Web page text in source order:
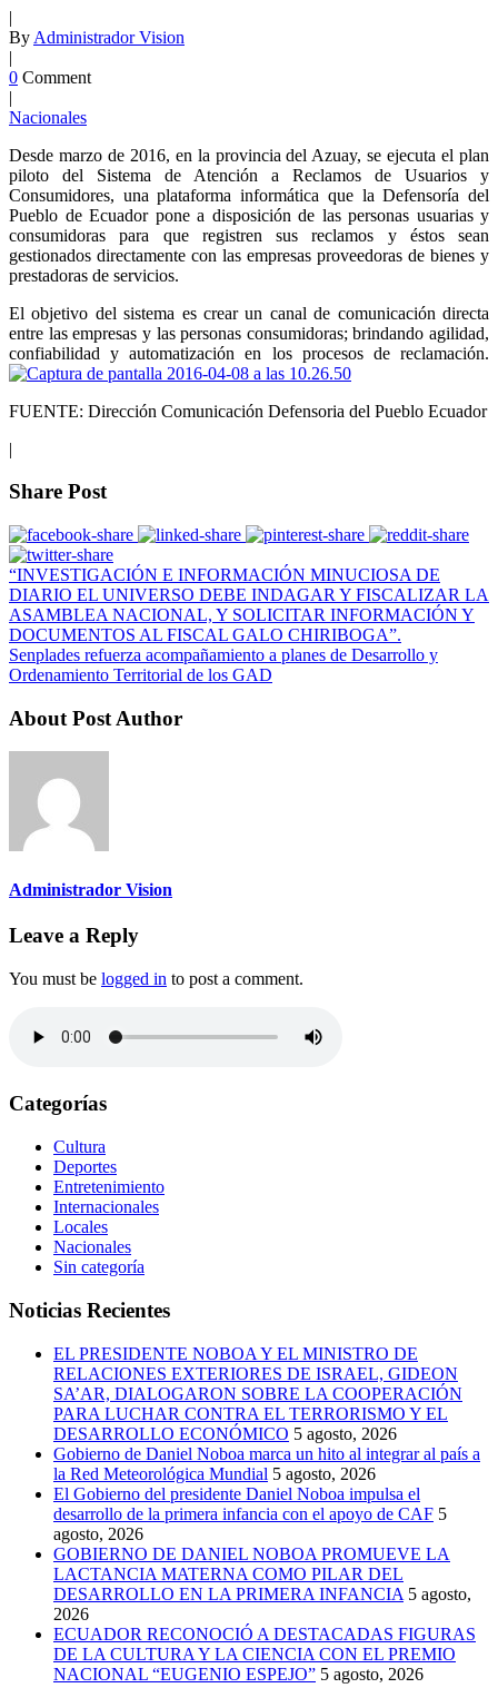
|
By Administrador Vision
|
0 Comment
|
Nacionales
Desde marzo de 2016, en la provincia del Azuay, se ejecuta el plan
piloto del Sistema de Atención a Reclamos de Usuarios y
Consumidores, una plataforma informática que la Defensoría del
Pueblo de Ecuador pone a disposición de las personas usuarias y
consumidoras para que registren sus reclamos y éstos sean
gestionados directamente con las empresas proveedoras de bienes y
prestadoras de servicios.
El objetivo del sistema es crear un canal de comunicación directa
entre las empresas y las personas consumidoras; brindando agilidad,
confiabilidad y automatización en los procesos de reclamación.
FUENTE: Dirección Comunicación Defensoria del Pueblo Ecuador
|
Share Post
“INVESTIGACIÓN E INFORMACIÓN MINUCIOSA DE
DIARIO EL UNIVERSO DEBE INDAGAR Y FISCALIZAR LA
ASAMBLEA NACIONAL, Y SOLICITAR INFORMACIÓN Y
DOCUMENTOS AL FISCAL GALO CHIRIBOGA”.
Senplades refuerza acompañamiento a planes de Desarrollo y
Ordenamiento Territorial de los GAD
About Post Author
Administrador Vision
Leave a Reply
You must be logged in to post a comment.
Categorías
Cultura
Deportes
Entretenimiento
Internacionales
Locales
Nacionales
Sin categoría
Noticias Recientes
EL PRESIDENTE NOBOA Y EL MINISTRO DE
RELACIONES EXTERIORES DE ISRAEL, GIDEON
SA’AR, DIALOGARON SOBRE LA COOPERACIÓN
PARA LUCHAR CONTRA EL TERRORISMO Y EL
DESARROLLO ECONÓMICO 5 agosto, 2026
Gobierno de Daniel Noboa marca un hito al integrar al país a
la Red Meteorológica Mundial 5 agosto, 2026
El Gobierno del presidente Daniel Noboa impulsa el
desarrollo de la primera infancia con el apoyo de CAF 5
agosto, 2026
GOBIERNO DE DANIEL NOBOA PROMUEVE LA
LACTANCIA MATERNA COMO PILAR DEL
DESARROLLO EN LA PRIMERA INFANCIA 5 agosto,
2026
ECUADOR RECONOCIÓ A DESTACADAS FIGURAS
DE LA CULTURA Y LA CIENCIA CON EL PREMIO
NACIONAL “EUGENIO ESPEJO” 5 agosto, 2026